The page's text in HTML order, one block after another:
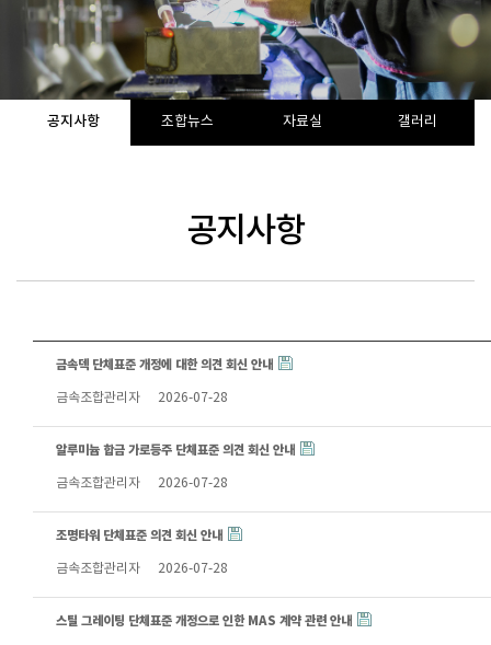
공지사항 조합뉴스 자료실 갤러리
공지사항
금속덱 단체표준 개정에 대한 의견 회신 안내
금속조합관리자 2026-07-28
알루미늄 합금 가로등주 단체표준 의견 회신 안내
금속조합관리자 2026-07-28
조명타워 단체표준 의견 회신 안내
금속조합관리자 2026-07-28
스틸 그레이팅 단체표준 개정으로 인한 MAS 계약 관련 안내